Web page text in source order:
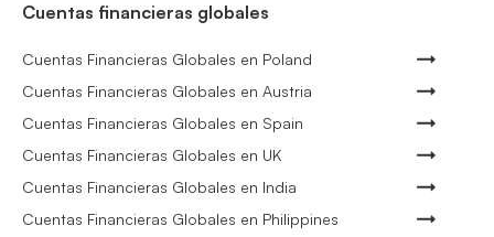
Cuentas financieras globales
Cuentas Financieras Globales en Poland
Cuentas Financieras Globales en Austria
Cuentas Financieras Globales en Spain
Cuentas Financieras Globales en UK
Cuentas Financieras Globales en India
Cuentas Financieras Globales en Philippines